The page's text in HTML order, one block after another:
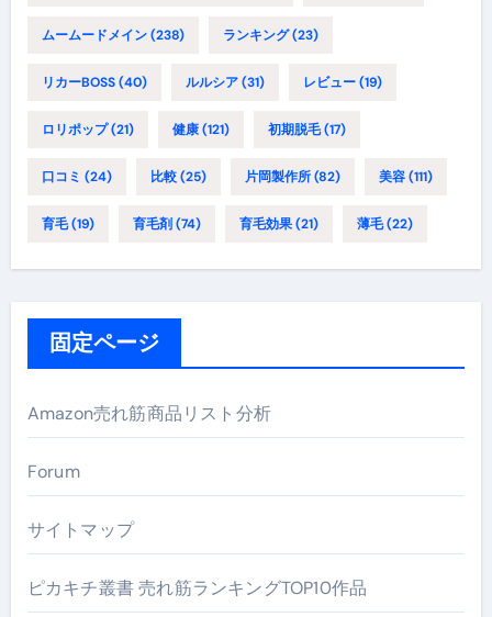
ムームードメイン(238) ランキング(23)
リカーBOSS(40) ルルシア(31) レビュー(19)
ロリポップ(21) 健康(121) 初期脱毛(17)
口コミ (24) 比較(25) 片岡製作所(82) 美容(111)
育毛(19) 育毛剤 (74) 育毛効果(21) 薄毛(22)
固定ページ
Amazon売れ筋商品リスト分析
Forum
サイトマップ
ピカキチ叢書 売れ筋ランキングTOP10作品